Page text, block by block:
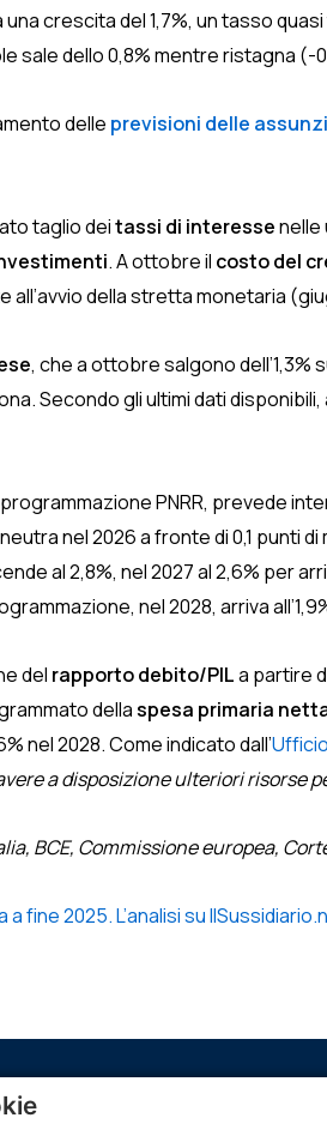
crescita del 1,7%, un tasso
sale dello 0,8% mentre ristagna (-
delle previsioni delle
taglio deitassi di interessenelle
. A ottobre il costo del
della stretta monetaria
, che a ottobre salgono
Secondo gli ultimi dati
PNRR, prevede
nel 2026 a fronte di 0,1 punti
al 2,8%, nel 2027 al 2,6% per
nel 2028, arriva
del rapporto debito/PILa partire
dellaspesa primaria
nel 2028. Come indicato dall’
a disposizione ulteriori risorse
BCE, Commissione europea,
fine 2025. L’analisi su